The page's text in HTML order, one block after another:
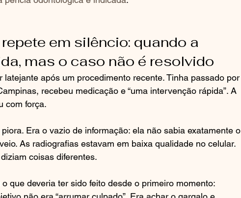
em silêncio: quando a
mas o caso não é resolvido
latejante após um procedimento recente. Tinha passado por
recebeu medicação e “uma intervenção rápida”. A
com força.
Era o vazio de informação: ela não sabia exatamente o
As radiografias estavam em baixa qualidade no celular.
coisas diferentes.
que deveria ter sido feito desde o primeiro momento: